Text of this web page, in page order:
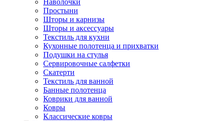
Наволочки
Простыни
Шторы и карнизы
Шторы и аксессуары
Текстиль для кухни
Кухонные полотенца и прихватки
Подушки на стулья
Сервировочные салфетки
Скатерти
Текстиль для ванной
Банные полотенца
Коврики для ванной
Ковры
Классические ковры